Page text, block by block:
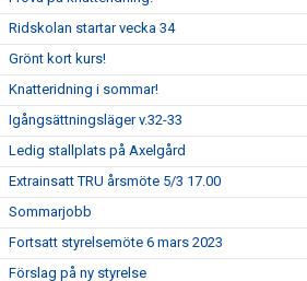
Ridskolan startar vecka 34
Grönt kort kurs!
Knatteridning i sommar!
Igångsättningsläger v.32-33
Ledig stallplats på Axelgård
Extrainsatt TRU årsmöte 5/3 17.00
Sommarjobb
Fortsatt styrelsemöte 6 mars 2023
Förslag på ny styrelse